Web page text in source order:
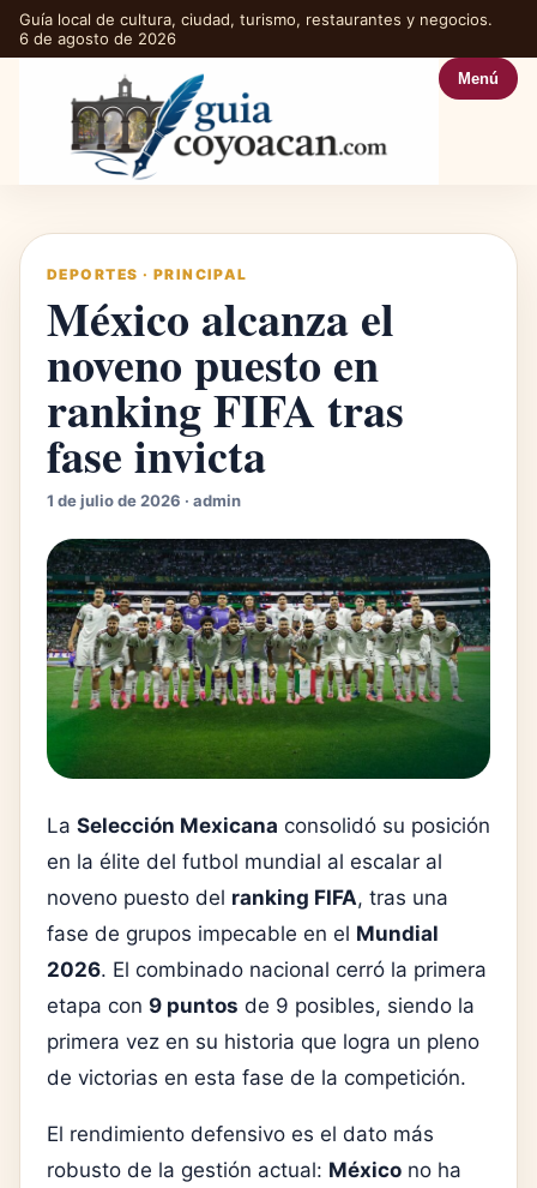
Guía local de cultura, ciudad, turismo, restaurantes y negocios.
6 de agosto de 2026
Menú
DEPORTES · PRINCIPAL
México alcanza el
noveno puesto en
ranking FIFA tras
fase invicta
1 de julio de 2026 · admin
La Selección Mexicana consolidó su posición
en la élite del futbol mundial al escalar al
noveno puesto del ranking FIFA, tras una
fase de grupos impecable en el Mundial
2026. El combinado nacional cerró la primera
etapa con 9 puntos de 9 posibles, siendo la
primera vez en su historia que logra un pleno
de victorias en esta fase de la competición.
El rendimiento defensivo es el dato más
robusto de la gestión actual: México no ha